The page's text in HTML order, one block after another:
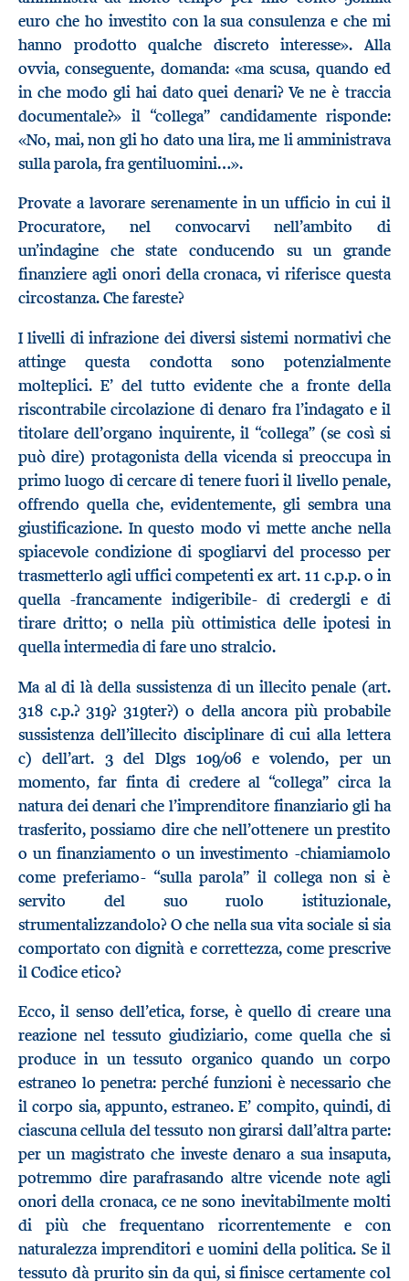
euro che ho investito con la sua consulenza e che mi
hanno prodotto qualche discreto interesse». Alla
ovvia, conseguente, domanda: «ma scusa, quando ed
in che modo gli hai dato quei denari? Ve ne è traccia
documentale?» il “collega” candidamente risponde:
«No, mai, non gli ho dato una lira, me li amministrava
sulla parola, fra gentiluomini…».
Provate a lavorare serenamente in un ufficio in cui il
Procuratore, nel convocarvi nell’ambito di
un’indagine che state conducendo su un grande
finanziere agli onori della cronaca, vi riferisce questa
circostanza. Che fareste?
I livelli di infrazione dei diversi sistemi normativi che
attinge questa condotta sono potenzialmente
molteplici. E’ del tutto evidente che a fronte della
riscontrabile circolazione di denaro fra l’indagato e il
titolare dell’organo inquirente, il “collega” (se così si
può dire) protagonista della vicenda si preoccupa in
primo luogo di cercare di tenere fuori il livello penale,
offrendo quella che, evidentemente, gli sembra una
giustificazione. In questo modo vi mette anche nella
spiacevole condizione di spogliarvi del processo per
trasmetterlo agli uffici competenti ex art. 11 c.p.p. o in
quella -francamente indigeribile- di credergli e di
tirare dritto; o nella più ottimistica delle ipotesi in
quella intermedia di fare uno stralcio.
Ma al di là della sussistenza di un illecito penale (art.
318 c.p.? 319? 319ter?) o della ancora più probabile
sussistenza dell’illecito disciplinare di cui alla lettera
c) dell’art. 3 del Dlgs 109/06 e volendo, per un
momento, far finta di credere al “collega” circa la
natura dei denari che l’imprenditore finanziario gli ha
trasferito, possiamo dire che nell’ottenere un prestito
o un finanziamento o un investimento -chiamiamolo
come preferiamo- “sulla parola” il collega non si è
servito del suo ruolo istituzionale,
strumentalizzandolo? O che nella sua vita sociale si sia
comportato con dignità e correttezza, come prescrive
il Codice etico?
Ecco, il senso dell’etica, forse, è quello di creare una
reazione nel tessuto giudiziario, come quella che si
produce in un tessuto organico quando un corpo
estraneo lo penetra: perché funzioni è necessario che
il corpo sia, appunto, estraneo. E’ compito, quindi, di
ciascuna cellula del tessuto non girarsi dall’altra parte:
per un magistrato che investe denaro a sua insaputa,
potremmo dire parafrasando altre vicende note agli
onori della cronaca, ce ne sono inevitabilmente molti
di più che frequentano ricorrentemente e con
naturalezza imprenditori e uomini della politica. Se il
tessuto dà prurito sin da qui, si finisce certamente col